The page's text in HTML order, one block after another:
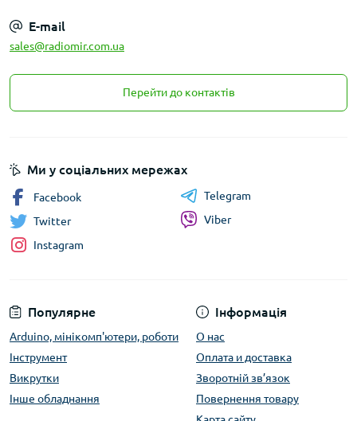
E-mail
sales@radiomir.com.ua
Перейти до контактів
Популярне
Arduino, мінікомп'ютери, роботи
Інструмент
Викрутки
Інше обладнання
Інформація
О нас
Оплата и доставка
Зворотній зв’язок
Повернення товару
Ми у соціальних мережах
Facebook
Twitter
Instagram
Telegram
Viber